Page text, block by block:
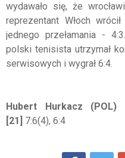
wydawało się, że
reprezentant Włoch
jednego przełamania -
polski tenisista utrzymał
serwisowych i wygrał 6:4.
Hubert Hurkacz
[21] 7:6(4), 6:4